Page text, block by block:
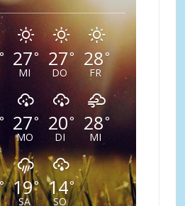
° 27°
MI
27°
DO
28°
FR
° 27°
MO
20°
DI
28°
MI
19°
SA
14°
SO